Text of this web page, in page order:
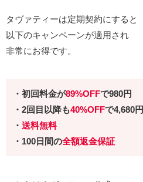
タヴァティーは定期契約にすると
以下のキャンペーンが適用され
非常にお得です。
・初回料金が89%OFFで980円
・2回目以降も40%OFFで4,680円
・ 送料無料
・100日間の全額返金保証